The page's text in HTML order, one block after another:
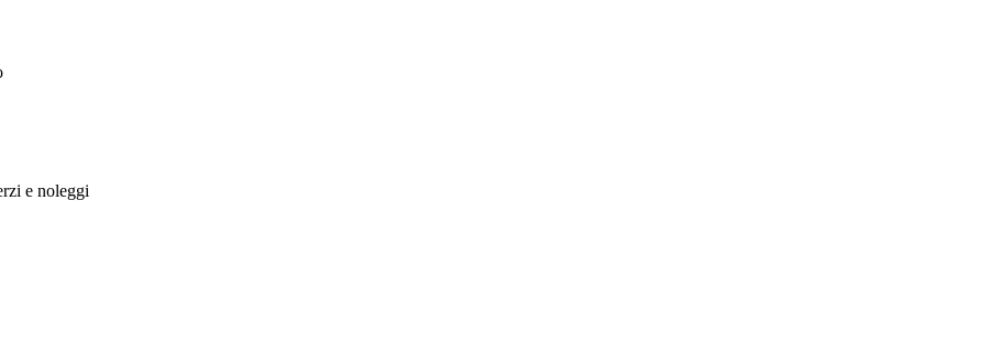
e noleggi